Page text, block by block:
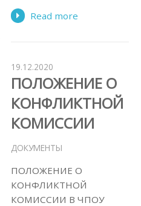
Read more
19.12.2020
ПОЛОЖЕНИЕ О
КОНФЛИКТНОЙ
КОМИССИИ
ДОКУМЕНТЫ
ПОЛОЖЕНИЕ О
КОНФЛИКТНОЙ
КОМИССИИ В ЧПОУ